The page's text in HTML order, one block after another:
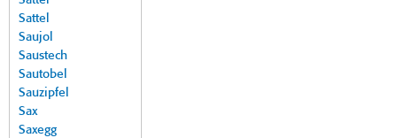
Sattel
Saujol
Saustech
Sautobel
Sauzipfel
Sax
Saxegg